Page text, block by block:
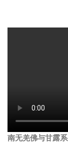
南无羌佛与甘露